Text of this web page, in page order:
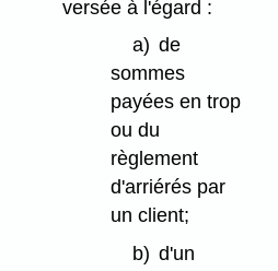
versée à l'égard :
a) de
sommes
payées en trop
ou du
règlement
d'arriérés par
un client;
b) d'un